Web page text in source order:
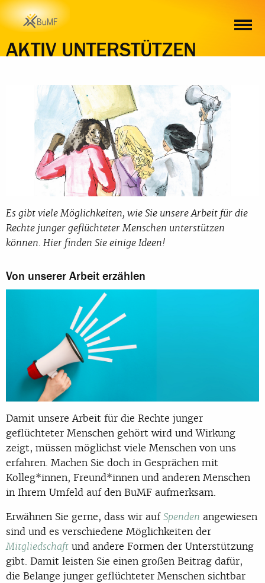
AKTIV UNTERSTÜTZEN
Es gibt viele Möglichkeiten, wie Sie unsere Arbeit für die
Rechte junger geflüchteter Menschen unterstützen
können. Hier finden Sie einige Ideen!
Von unserer Arbeit erzählen
Damit unsere Arbeit für die Rechte junger
geflüchteter Menschen gehört wird und Wirkung
zeigt, müssen möglichst viele Menschen von uns
erfahren. Machen Sie doch in Gesprächen mit
Kolleg*innen, Freund*innen und anderen Menschen
in Ihrem Umfeld auf den BuMF aufmerksam.
Erwähnen Sie gerne, dass wir aufSpenden angewiesen
sind und es verschiedene Möglichkeiten der
Mitgliedschaft und andere Formen der Unterstützung
gibt. Damit leisten Sie einen großen Beitrag dafür,
die Belange junger geflüchteter Menschen sichtbar